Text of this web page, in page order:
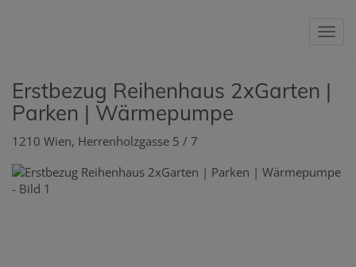
Erstbezug Reihenhaus 2xGarten |
Parken | Wärmepumpe
1210 Wien, Herrenholzgasse 5 / 7